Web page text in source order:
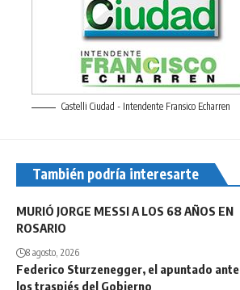
Castelli Ciudad - Intendente Fransico Echarren
También podría interesarte
MURIÓ JORGE MESSI A LOS 68 AÑOS EN
ROSARIO
8 agosto, 2026
Federico Sturzenegger, el apuntado ante
los traspiés del Gobierno